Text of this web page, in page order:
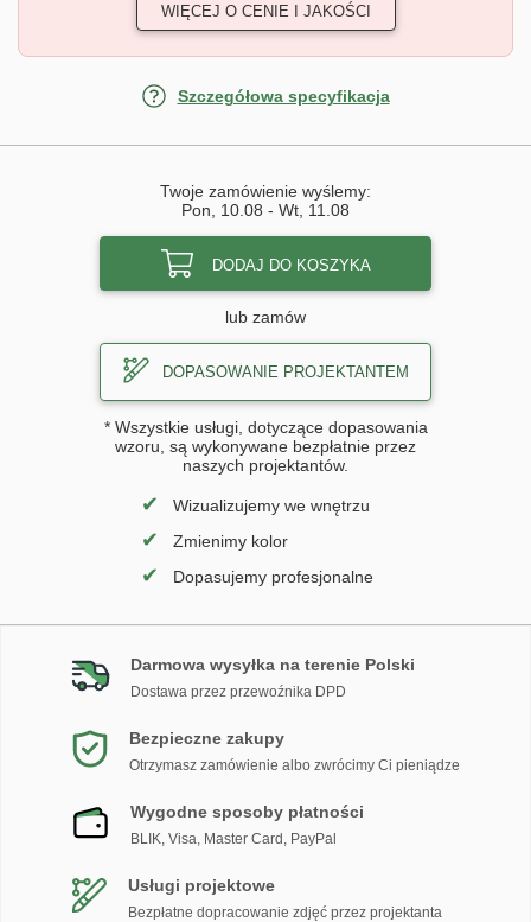
WIĘCEJ O CENIE I JAKOŚCI
Szczegółowa specyfikacja
Twoje zamówienie wyślemy:
Pon, 10.08 - Wt, 11.08
DODAJ DO KOSZYKA
lub zamów
DOPASOWANIE PROJEKTANTEM
* Wszystkie usługi, dotyczące dopasowania
wzoru, są wykonywane bezpłatnie przez
naszych projektantów.
✔ Wizualizujemy we wnętrzu
✔ Zmienimy kolor
✔ Dopasujemy profesjonalne
Darmowa wysyłka na terenie Polski
Dostawa przez przewoźnika DPD
Bezpieczne zakupy
Otrzymasz zamówienie albo zwrócimy Ci pieniądze
Wygodne sposoby płatności
BLIK, Visa, Master Card, PayPal
Usługi projektowe
Bezpłatne dopracowanie zdjęć przez projektanta